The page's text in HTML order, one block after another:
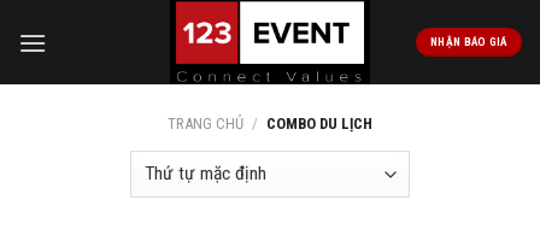
NHẬN BÁO GIÁ
TRANG CHỦ / COMBO DU LỊCH